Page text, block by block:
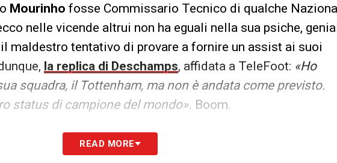
Mourinho fosse Commissario Tecnico di qualche
nelle vicende altrui non ha eguali nella sua psiche,
maldestro tentativo di provare a fornire un assist ai suoi
la replica di Deschamps, affidata a TeleFoot: «Ho
squadra, il Tottenham, ma non è andata come previsto.
status di campione del mondo». Boom.
d’altronde, chi la fa l’aspetti. Il CT francese non può però
della sua squadra che non preveda l’accesso quanto
READ MORE